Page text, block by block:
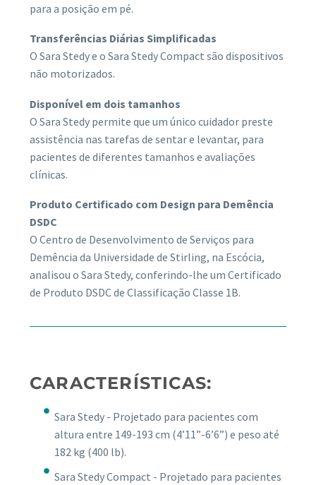
para a posição em pé.
Transferências Diárias Simplificadas
O Sara Stedy e o Sara Stedy Compact são dispositivos
não motorizados.
Disponível em dois tamanhos
O Sara Stedy permite que um único cuidador preste
assistência nas tarefas de sentar e levantar, para
pacientes de diferentes tamanhos e avaliações
clínicas.
Produto Certificado com Design para Demência
DSDC
O Centro de Desenvolvimento de Serviços para
Demência da Universidade de Stirling, na Escócia,
analisou o Sara Stedy, conferindo-lhe um Certificado
de Produto DSDC de Classificação Classe 1B.
CARACTERÍSTICAS:
Sara Stedy - Projetado para pacientes com
altura entre 149-193 cm (4’11”-6’6”) e peso até
182 kg (400 lb).
Sara Stedy Compact - Projetado para pacientes